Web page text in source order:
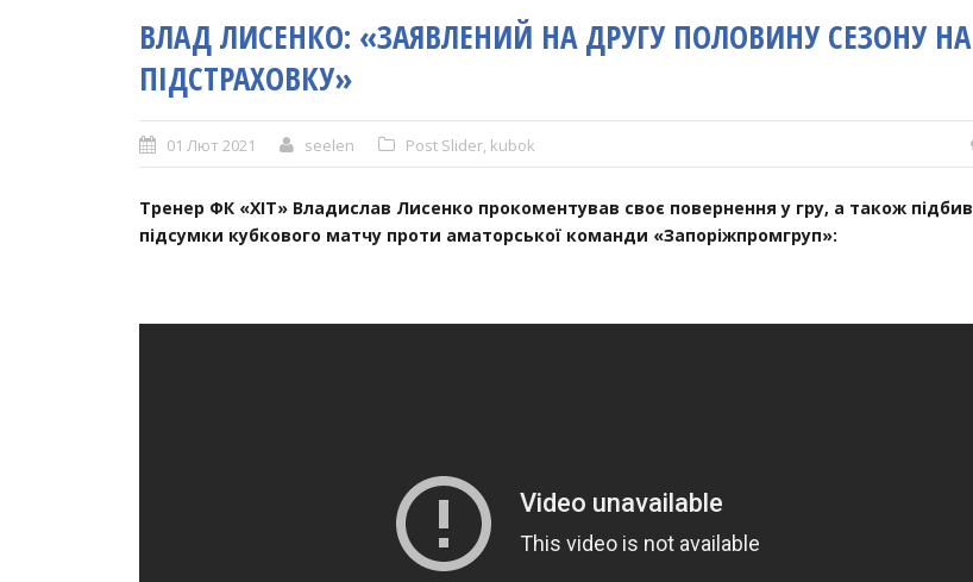
ВЛАД ЛИСЕНКО: «ЗАЯВЛЕНИЙ НА ДРУГУ ПОЛОВИНУ СЕЗОНУ НА
ПІДСТРАХОВКУ»
01 Лют 2021 seelen Post Slider, kubok
Тренер ФК «ХІТ» Владислав Лисенко прокоментував своє повернення у гру, а також підбив
підсумки кубкового матчу проти аматорської команди «Запоріжпромгруп»: